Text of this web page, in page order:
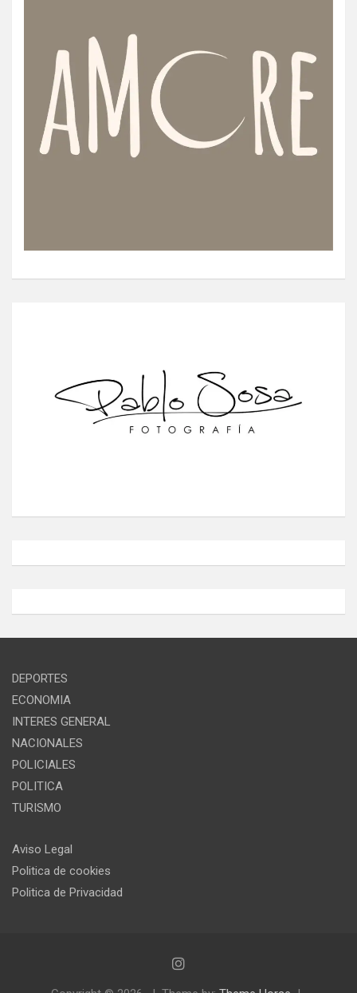
DEPORTES
ECONOMIA
INTERES GENERAL
NACIONALES
POLICIALES
POLITICA
TURISMO
Aviso Legal
Politica de cookies
Politica de Privacidad